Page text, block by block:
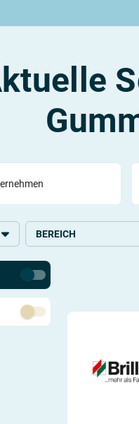
um Berufe
nach Themen
Berufe
Vorlagen
Online-
BEREICH
Handel
Kaufmännisches, Büro
Verwaltung
Logistik und Verkehr